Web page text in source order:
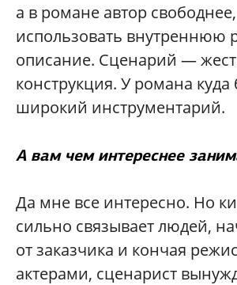
а в романе автор
использовать внутреннюю
описание. Сценарий —
конструкция. У романа куда
широкий инструментарий.
А вам чем интереснее
Да мне все интересно. Но
сильно связывает людей,
от заказчика и кончая
актерами, сценарист